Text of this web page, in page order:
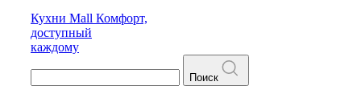
Кухни Mall Комфорт,
доступный
каждому
Поиск